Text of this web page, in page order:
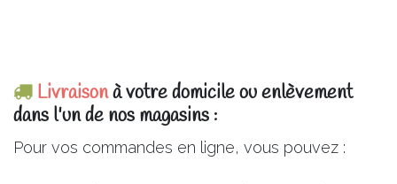
Livraisonà votre domicile ou enlèvement
dans l'un de nos magasins :
Pour vos commandes en ligne, vous pouvez :